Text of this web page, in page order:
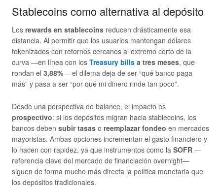
Stablecoins como alternativa al depósito
Los rewards en stablecoins reducen drásticamente esa
distancia. Al permitir que los usuarios mantengan dólares
tokenizados con retornos cercanos al extremo corto de la
curva —en línea con los Treasury bills a tres meses, que
rondan el 3,88%— el dilema deja de ser “qué banco paga
más” y pasa a ser “por qué mi dinero rinde tan poco”.
Desde una perspectiva de balance, el impacto es
prospectivo: si los depósitos migran hacia stablecoins, los
bancos deben subir tasas o reemplazar fondeo en mercados
mayoristas. Ambas opciones incrementan el gasto financiero y
lo hacen con rapidez, ya que instrumentos como la SOFR —
referencia clave del mercado de financiación overnight—
siguen de forma mucho más directa la política monetaria que
los depósitos tradicionales.